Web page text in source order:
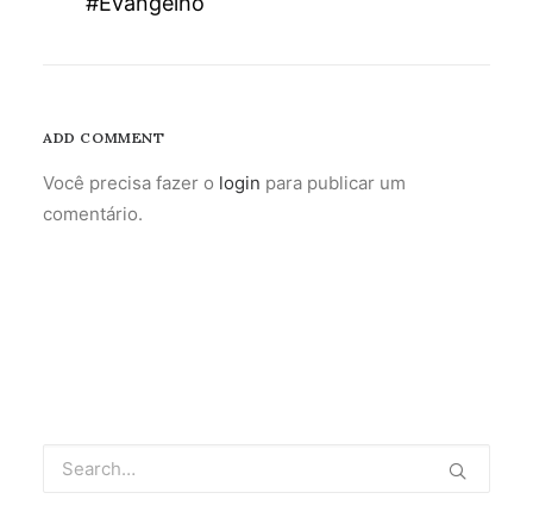
ADD COMMENT
Você precisa fazer o login para publicar um
comentário.